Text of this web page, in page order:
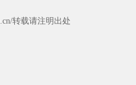
转载请注明出处